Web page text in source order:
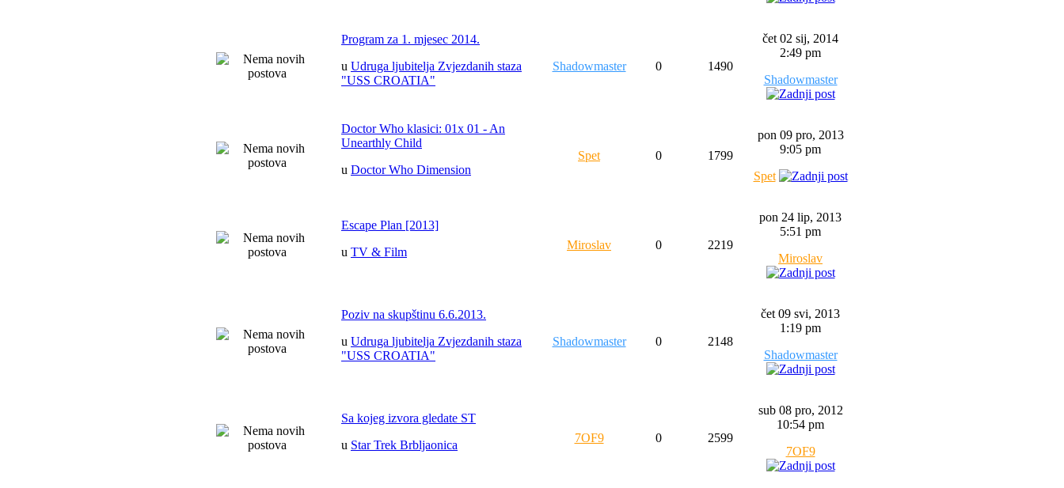
Program za 1. mjesec 2014.
u Udruga ljubitelja Zvjezdanih staza
"USS CROATIA"
Shadowmaster 0 1490
čet 02 sij, 2014
2:49 pm
Shadowmaster
Doctor Who klasici: 01x 01 - An
Unearthly Child
u Doctor Who Dimension
Spet 0 1799
pon 09 pro, 2013
9:05 pm
Spet
Escape Plan [2013]
u TV & Film
Miroslav 0 2219
pon 24 lip, 2013
5:51 pm
Miroslav
Poziv na skupštinu 6.6.2013.
u Udruga ljubitelja Zvjezdanih staza
"USS CROATIA"
Shadowmaster 0 2148
čet 09 svi, 2013
1:19 pm
Shadowmaster
Sa kojeg izvora gledate ST
u Star Trek Brbljaonica
7OF9 0 2599
sub 08 pro, 2012
10:54 pm
7OF9